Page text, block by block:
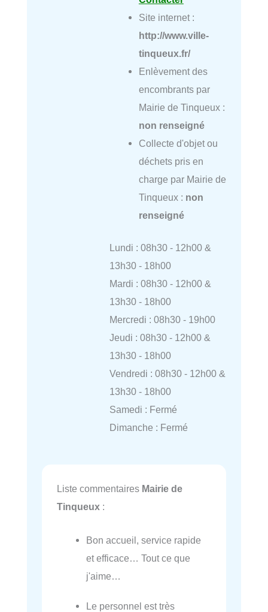
Site internet :
http://www.ville-
tinqueux.fr/
Enlèvement des
encombrants par
Mairie de Tinqueux :
non renseigné
Collecte d'objet ou
déchets pris en
charge par Mairie de
Tinqueux : non
renseigné
Lundi : 08h30 - 12h00 &
13h30 - 18h00
Mardi : 08h30 - 12h00 &
13h30 - 18h00
Mercredi : 08h30 - 19h00
Jeudi : 08h30 - 12h00 &
13h30 - 18h00
Vendredi : 08h30 - 12h00 &
13h30 - 18h00
Samedi : Fermé
Dimanche : Fermé
Liste commentaires Mairie de
Tinqueux :
Bon accueil, service rapide
et efficace… Tout ce que
j'aime…
Le personnel est très